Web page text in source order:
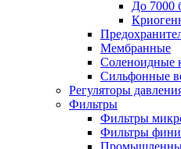
До 7000
Мембранные
Соленоидные
Сильфонные
Регуляторы
Фильтры
Фильтры
Фильтры